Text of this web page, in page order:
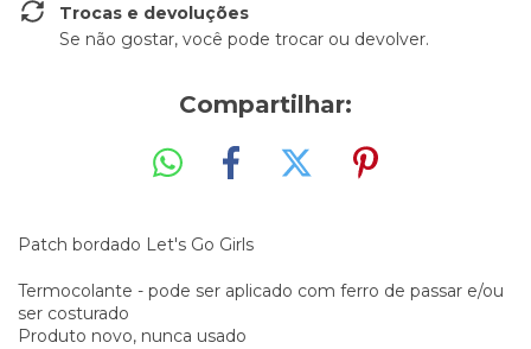
Trocas e devoluções
Se não gostar, você pode trocar ou devolver.
Compartilhar:
Patch bordado Let's Go Girls
Termocolante - pode ser aplicado com ferro de passar e/ou
ser costurado
Produto novo, nunca usado